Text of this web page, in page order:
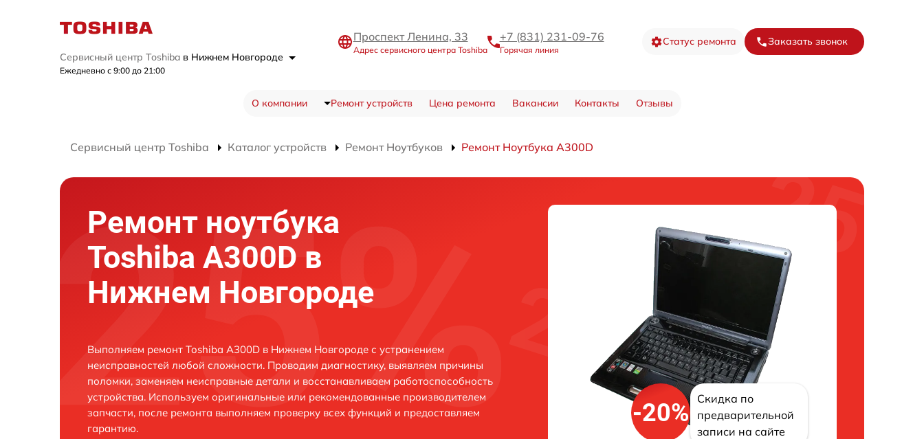
Сервисный центр Toshiba в Нижнем Новгороде
Ежедневно с 9:00 до 21:00
Проспект Ленина, 33
Адрес сервисного центра Toshiba
+7 (831) 231-09-76
Горячая линия
Статус ремонта Заказать звонок
О компании Ремонт устройств Цена ремонта Вакансии Контакты Отзывы
Сервисный центр Toshiba Каталог устройств Ремонт Ноутбуков Ремонт Ноутбука A300D
Ремонт ноутбука
Toshiba A300D в
Нижнем Новгороде
Выполняем ремонт Toshiba A300D в Нижнем Новгороде с устранением
неисправностей любой сложности. Проводим диагностику, выявляем причины
поломки, заменяем неисправные детали и восстанавливаем работоспособность
устройства. Используем оригинальные или рекомендованные производителем
запчасти, после ремонта выполняем проверку всех функций и предоставляем
гарантию.
-20%
Скидка по
предварительной
записи на сайте